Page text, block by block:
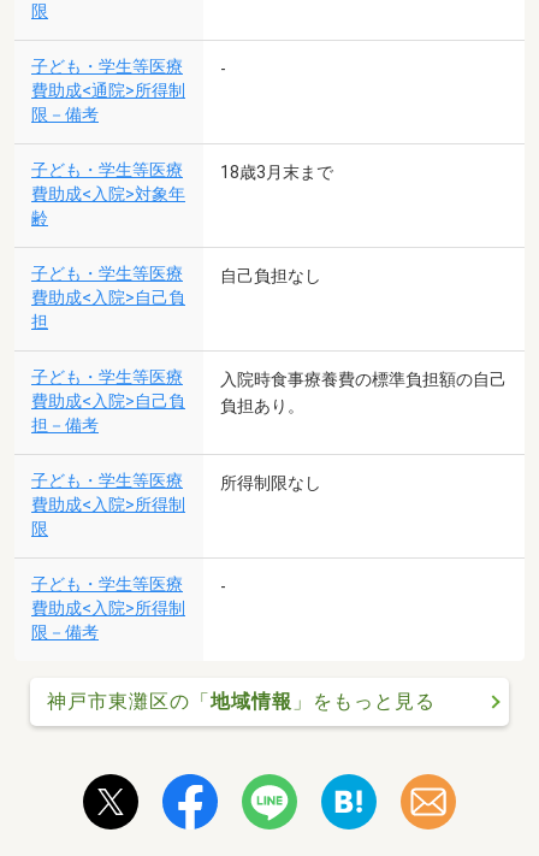
限
子ども・学生等医療
費助成<通院>所得制
限－備考
-
子ども・学生等医療
費助成<入院>対象年
齢
18歳3月末まで
子ども・学生等医療
費助成<入院>自己負
担
自己負担なし
子ども・学生等医療
費助成<入院>自己負
担－備考
入院時食事療養費の標準負担額の自己
負担あり。
子ども・学生等医療
費助成<入院>所得制
限
所得制限なし
子ども・学生等医療
費助成<入院>所得制
限－備考
-
神戸市東灘区の「地域情報 」をもっと見る